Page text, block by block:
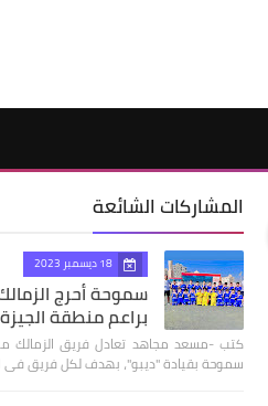
المشاركات الشائعة
18 ديسمبر 2023
سموحة أحرج
براعم منطقة الجيزة
سموحة بقيادة "ديبو"، بهدف لكل فريق فى